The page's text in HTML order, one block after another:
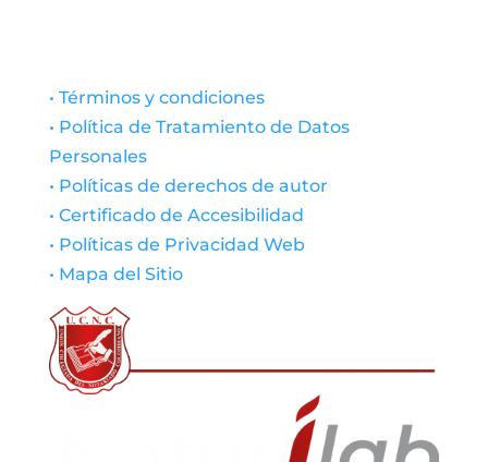
• Términos y condiciones
• Política de Tratamiento de Datos
Personales
• Políticas de derechos de autor
• Certificado de Accesibilidad
• Políticas de Privacidad Web
• Mapa del Sitio